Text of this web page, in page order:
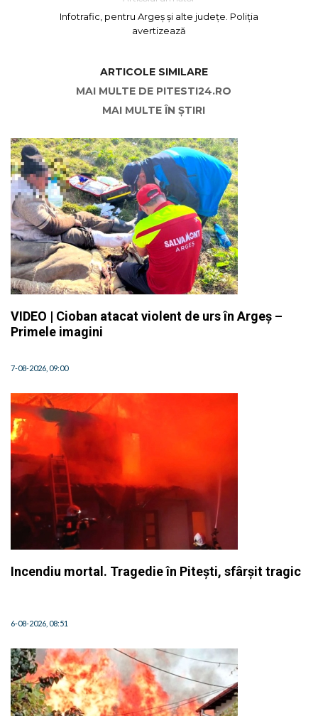
Infotrafic, pentru Argeș și alte județe. Poliția
avertizează
ARTICOLE SIMILARE
MAI MULTE DE PITESTI24.RO
MAI MULTE ÎN ȘTIRI
VIDEO | Cioban atacat violent de urs în Argeș –
Primele imagini
7-08-2026, 09:00
Incendiu mortal. Tragedie în Pitești, sfârșit tragic
6-08-2026, 08:51